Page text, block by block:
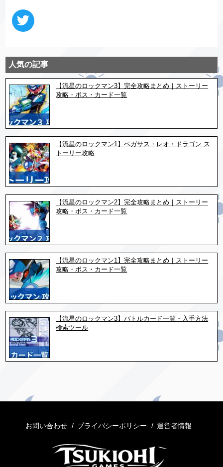
人気の記事
【流星のロックマン3】完全攻略まとめ｜ストーリー
攻略・ボス・カード一覧
【流星のロックマン1】ペガサス・レオ・ドラゴン ス
トーリー攻略
【流星のロックマン2】完全攻略まとめ｜ストーリー
攻略・ボス・カード一覧
【流星のロックマン1】完全攻略まとめ｜ストーリー
攻略・ボス・カード一覧
【流星のロックマン3】バトルカード一覧・入手方法
検索ツール
お問い合わせ プライバシーポリシー 運営者情報